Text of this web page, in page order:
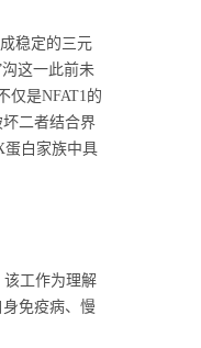
稳定的三元
这一此前未
仅是NFAT1的
二者结合界
蛋白家族中具
工作为理解
免疫病、慢